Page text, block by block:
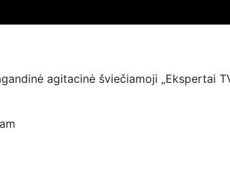
agitacinė šviečiamoji „Ekspertai